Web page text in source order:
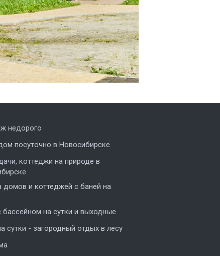
недорого
посуточно в Новосибирске
коттеджи на природе в
домов и коттеджей с баней на
на сутки и выходные
сутки - загородный отдых в лесу